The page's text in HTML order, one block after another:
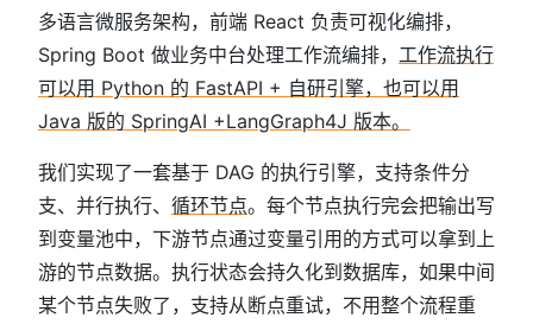
多语言微服务架构，前端 React 负责可视化编排，
Spring Boot 做业务中台处理工作流编排， 工作流执行
可以用 Python 的 FastAPI + 自研引擎，也可以用
Java 版的 SpringAI +LangGraph4J 版本。
我们实现了一套基于 DAG 的执行引擎，支持条件分
支、并行执行、 循环节点。每个节点执行完会把输出写
到变量池中，下游节点通过变量引用的方式可以拿到上
游的节点数据。执行状态会持久化到数据库，如果中间
某个节点失败了，支持从断点重试，不用整个流程重